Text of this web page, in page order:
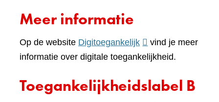
website)
Meer informatie
Op de website Digitoegankelijk(verwijst
naar
andere
vind je meer
informatie over digitale toegankelijkheid.
Toegankelijkheidslabel B